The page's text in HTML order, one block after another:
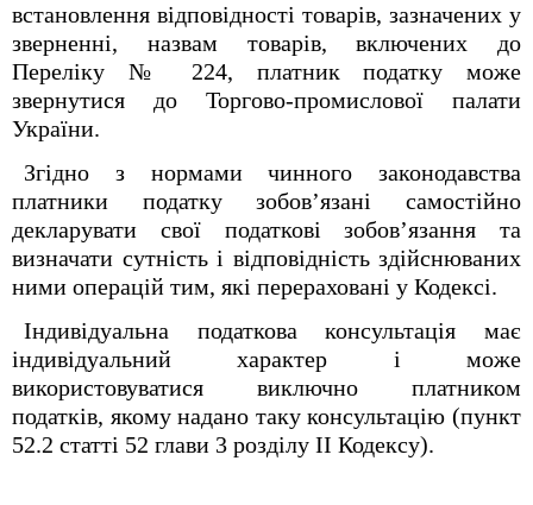
встановлення відповідності товарів, зазначених у
зверненні, назвам товарів, включених до
Переліку № 224, платник податку може
звернутися до Торгово-промислової палати
України.
Згідно з нормами чинного законодавства
платники податку зобов’язані самостійно
декларувати свої податкові зобов’язання та
визначати сутність і відповідність здійснюваних
ними операцій тим, які перераховані у Кодексі.
Індивідуальна податкова консультація має
індивідуальний характер і може
використовуватися виключно платником
податків, якому надано таку консультацію (пункт
52.2 статті 52 глави 3 розділу ІІ Кодексу).